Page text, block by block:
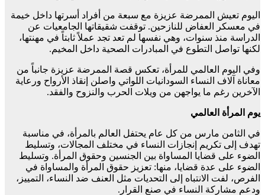
اليوم تعيش الممرضة عزيزة مع سبعة من أفراد أسرتها داخل خيمة
في معسكر العفاض للنازحين. توقفت شقيقاتها الجامعيات عن
الدراسة منذ سنوات، وهي نفسها لم تعد تجد عملاً ثابتاً في مهنتها،
لكنها تواصل التطوع في المبادرات الصحية داخل المخيم.
وفي اليوم العالمي للمرأة، تعكس قصة الممرضة عزيزة جانباً من
معاناة آلاف النساء السودانيات اللواتي واصلن إنقاذ الأرواح ورعاية
الآخرين رغم ما يواجهن من ويلات الحرب والنزوح والفقد.
يوم المرأة العالمي
في الثامن مارس من كل عام يحتفل العالم بالمرأة، في مناسبة
تهدف إلى تكريم إنجازات النساء في مختلف المجالات، وتسليط
الضوء على قضايا المساواة بين الجنسين وحقوق المرأة. وتسليط
الضوء على عدة قضايا، منها: تعزيز حقوق المرأة والمساواة في
الفرص، لفت الانتباه إلى التحديات مثل العنف ضد النساء، التمييز،
ودعم مشاركة النساء في صنع القرار.